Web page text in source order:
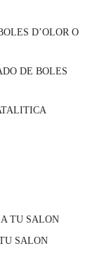
D’OLOR O
DE BOLES
TU SALON
SALON